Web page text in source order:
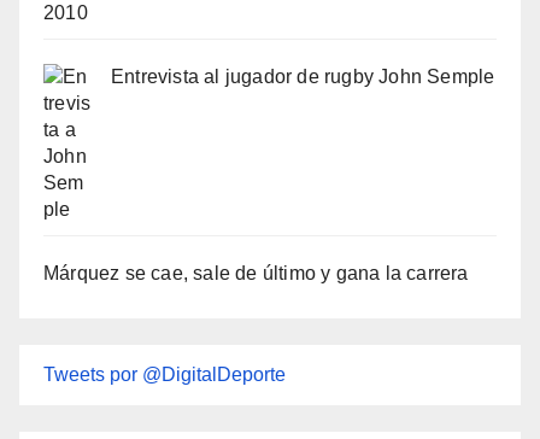
2010
Entrevista al jugador de rugby John Semple
Márquez se cae, sale de último y gana la carrera
Tweets por @DigitalDeporte